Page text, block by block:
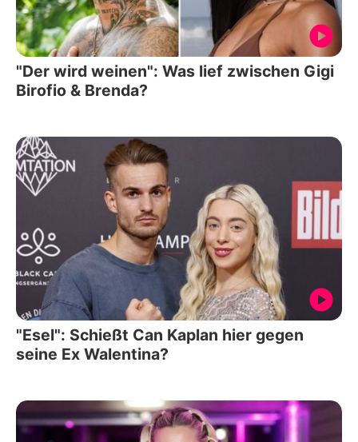
"Der wird weinen": Was lief zwischen Gigi
Birofio & Brenda?
"Esel": Schießt Can Kaplan hier gegen
seine Ex Walentina?